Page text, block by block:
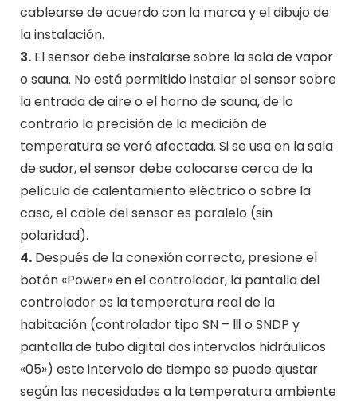
cablearse de acuerdo con la marca y el dibujo de
la instalación.
3.El sensor debe instalarse sobre la sala de vapor
o sauna. No está permitido instalar el sensor sobre
la entrada de aire o el horno de sauna, de lo
contrario la precisión de la medición de
temperatura se verá afectada. Si se usa en la sala
de sudor, el sensor debe colocarse cerca de la
película de calentamiento eléctrico o sobre la
casa, el cable del sensor es paralelo (sin
polaridad).
4.Después de la conexión correcta, presione el
botón «Power» en el controlador, la pantalla del
controlador es la temperatura real de la
habitación (controlador tipo SN – Ⅲ o SNDP y
pantalla de tubo digital dos intervalos hidráulicos
«05») este intervalo de tiempo se puede ajustar
según las necesidades a la temperatura ambiente